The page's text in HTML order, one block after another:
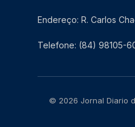
Endereço: R. Carlos
Telefone: (84) 98105-
© 2026 Jornal Diario